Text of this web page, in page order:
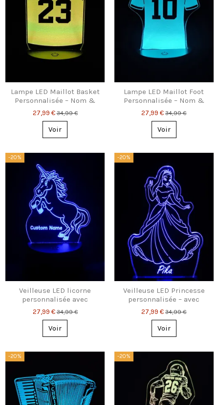
Lampe LED Maillot Basket
Personnalisée – Nom &
Numéro
27,99 €34,99 €
Voir
Lampe LED Maillot Foot
Personnalisée – Nom &
Numéro
27,99 €34,99 €
Voir
-20%
Veilleuse LED licorne
personnalisée avec
prénom – cadeau féerique
pour enfants
27,99 €34,99 €
Voir
-20%
Veilleuse LED Princesse
personnalisée – avec
prénom gravé pour
chambre d’enfant
27,99 €34,99 €
Voir
-20% -20%